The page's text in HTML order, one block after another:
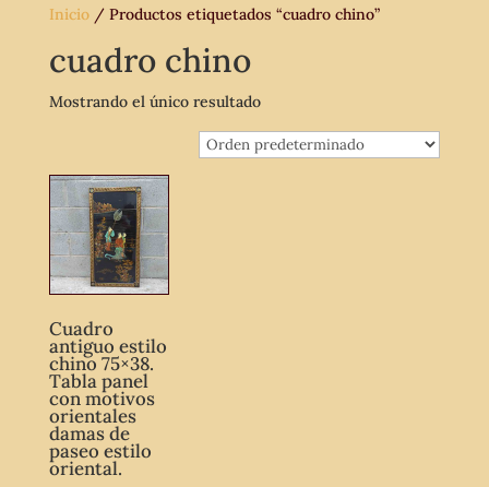
Inicio/ Productos etiquetados “cuadro chino”
cuadro chino
Mostrando el único resultado
Cuadro
antiguo estilo
chino 75×38.
Tabla panel
con motivos
orientales
damas de
paseo estilo
oriental.